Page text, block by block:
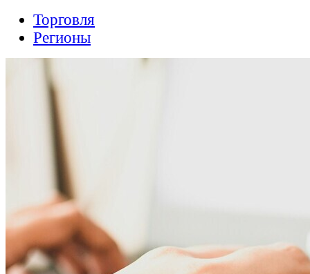
Торговля
Регионы